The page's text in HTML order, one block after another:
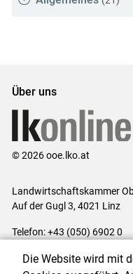
Über uns
© 2026 ooe.lko.at
Landwirtschaftskammer
Auf der Gugl 3, 4021 Linz
Telefon: +43 (050) 6902 0
Die Website wird mit